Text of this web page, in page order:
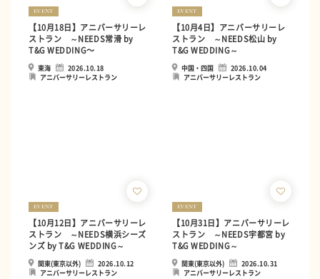
EVENT
【10月18日】アニバーサリーレ
ストラン ～NEEDS常滑 by
T&G WEDDING〜
東海
2026.10.18
アニバーサリーレストラン
EVENT
【10月4日】アニバーサリーレ
ストラン ～NEEDS松山 by
T&G WEDDING～
中国・四国
2026.10.04
アニバーサリーレストラン
EVENT
【10月12日】アニバーサリーレ
ストラン ～NEEDS横浜シーズ
ンズ by T&G WEDDING～
関東(東京以外)
2026.10.12
アニバーサリーレストラン
EVENT
【10月31日】アニバーサリーレ
ストラン ～NEEDS宇都宮 by
T&G WEDDING～
関東(東京以外)
2026.10.31
アニバーサリーレストラン